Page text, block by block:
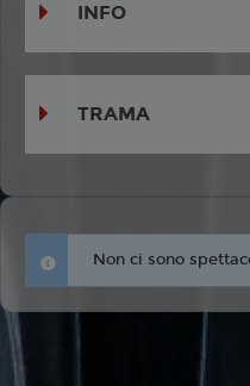
INFO
TRAMA
Non ci sono